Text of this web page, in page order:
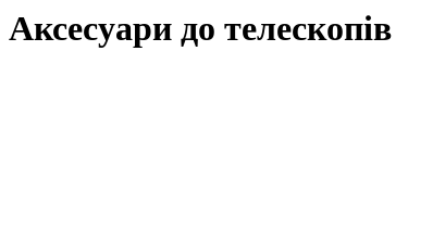
Аксесуари до телескопів